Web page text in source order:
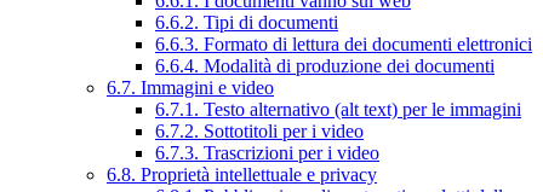
6.6.2. Tipi di documenti
6.6.3. Formato di lettura dei documenti elettronici
6.6.4. Modalità di produzione dei documenti
6.7. Immagini e video
6.7.1. Testo alternativo (alt text) per le immagini
6.7.2. Sottotitoli per i video
6.7.3. Trascrizioni per i video
6.8. Proprietà intellettuale e privacy